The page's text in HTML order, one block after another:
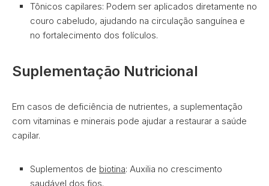
Tônicos capilares: Podem ser aplicados diretamente no
couro cabeludo, ajudando na circulação sanguínea e
no fortalecimento dos folículos.
Suplementação Nutricional
Em casos de deficiência de nutrientes, a suplementação
com vitaminas e minerais pode ajudar a restaurar a saúde
capilar.
Suplementos de biotina: Auxilia no crescimento
saudável dos fios.